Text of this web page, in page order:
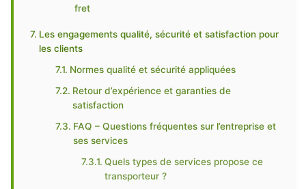
fret
Les engagements qualité, sécurité et satisfaction pour
les clients
Normes qualité et sécurité appliquées
Retour d’expérience et garanties de
satisfaction
FAQ – Questions fréquentes sur l’entreprise et
ses services
Quels types de services propose ce
transporteur ?